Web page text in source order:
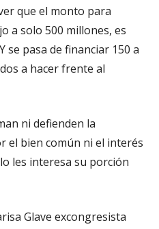
que el monto para
a solo 500 millones, es
se pasa de financiar 150 a
a hacer frente al
ni defienden la
el bien común ni el interés
les interesa su porción
Glave excongresista